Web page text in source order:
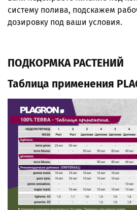
систему полива, подскажем
дозировку под ваши условия.
ПОДКОРМКА РАСТЕНИЙ
Таблица применения